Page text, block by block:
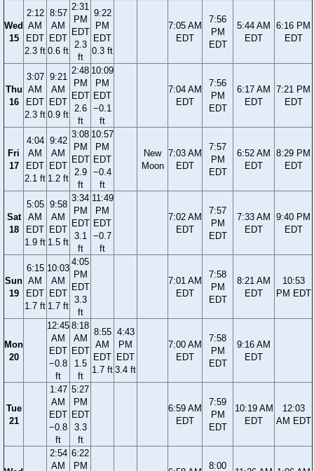
Wed
15
2:12
AM
EDT
2.3 ft
8:57
AM
EDT
0.6 ft
2:31
PM
EDT
2.3
ft
9:22
PM
EDT
0.3 ft
7:05 AM
EDT
7:56
PM
EDT
5:44 AM
EDT
6:16 PM
EDT
Thu
16
3:07
AM
EDT
2.3 ft
9:21
AM
EDT
0.9 ft
2:48
PM
EDT
2.6
ft
10:09
PM
EDT
−0.1
ft
7:04 AM
EDT
7:56
PM
EDT
6:17 AM
EDT
7:21 PM
EDT
Fri
17
4:04
AM
EDT
2.1 ft
9:42
AM
EDT
1.2 ft
3:08
PM
EDT
2.9
ft
10:57
PM
EDT
−0.4
ft
New
Moon
7:03 AM
EDT
7:57
PM
EDT
6:52 AM
EDT
8:29 PM
EDT
Sat
18
5:05
AM
EDT
1.9 ft
9:58
AM
EDT
1.5 ft
3:34
PM
EDT
3.1
ft
11:49
PM
EDT
−0.7
ft
7:02 AM
EDT
7:57
PM
EDT
7:33 AM
EDT
9:40 PM
EDT
Sun
19
6:15
AM
EDT
1.7 ft
10:03
AM
EDT
1.7 ft
4:05
PM
EDT
3.3
ft
7:01 AM
EDT
7:58
PM
EDT
8:21 AM
EDT
10:53
PM EDT
Mon
20
12:45
AM
EDT
−0.8
ft
8:18
AM
EDT
1.5
ft
8:55
AM
EDT
1.7 ft
4:43
PM
EDT
3.4 ft
7:00 AM
EDT
7:58
PM
EDT
9:16 AM
EDT
Tue
21
1:47
AM
EDT
−0.8
ft
5:27
PM
EDT
3.3
ft
6:59 AM
EDT
7:59
PM
EDT
10:19 AM
EDT
12:03
AM EDT
2:54
AM
6:22
PM
8:00